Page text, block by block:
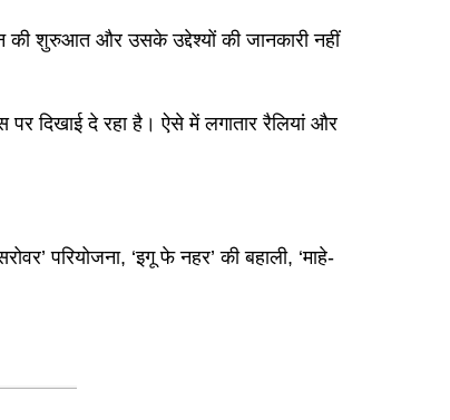
की शुरुआत और उसके उद्देश्यों की जानकारी नहीं
पर दिखाई दे रहा है। ऐसे में लगातार रैलियां और
परियोजना, ‘इगू फे नहर’ की बहाली, ‘माहे-